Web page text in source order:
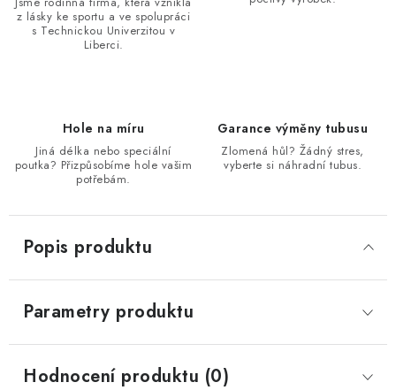
z lásky ke sportu a ve spolupráci
s Technickou Univerzitou v
Liberci.
Hole na míru
Jiná délka nebo speciální
poutka? Přizpůsobíme hole vašim
potřebám.
Garance výměny tubusu
Zlomená hůl? Žádný stres,
vyberte si náhradní tubus.
Popis produktu
Parametry produktu
Hodnocení produktu (0)